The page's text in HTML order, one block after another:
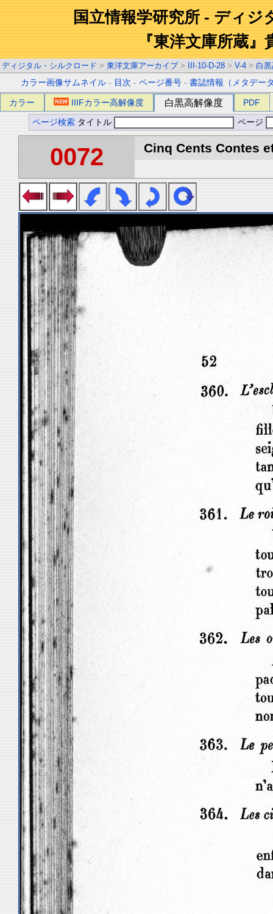
国立情報学研究所 - ディジ
『東洋文庫所蔵』
ディジタル・シルクロード > 東洋文庫アーカイブ > III-10-D-28 > V-4 > 白
カラー画像サムネイル - 目次 -ページ番号 -書誌情報（メタデー
カラー IIIFカラー高解像度 白黒高解像度 PDF
ページ検索 タイトル ページ
0072 Cinq Cents Contes